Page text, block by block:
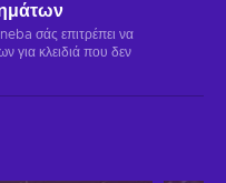
σάς επιτρέπει να
για κλειδιά που δεν